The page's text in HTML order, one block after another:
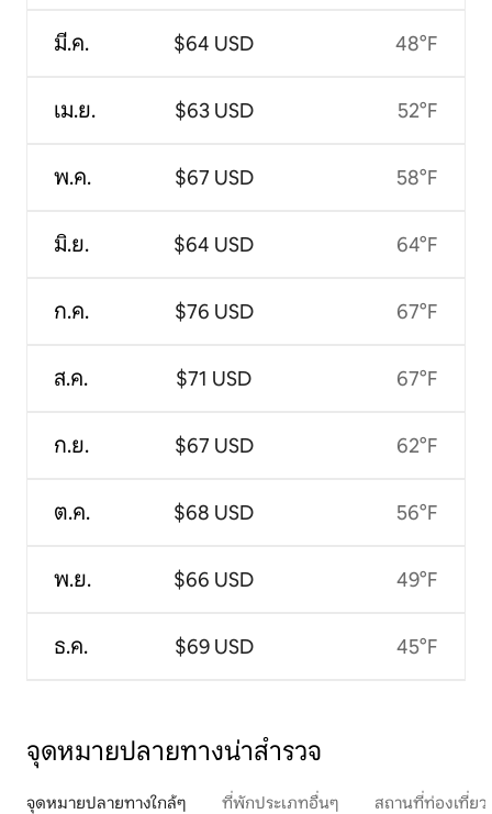
มี.ค.
เม.ย.
พ.ค.
มิ.ย.
ก.ค.
ส.ค.
ก.ย.
ต.ค.
พ.ย.
ธ.ค.
$64 USD
$63 USD
$67 USD
$64 USD
$76 USD
$71 USD
$67 USD
$68 USD
$66 USD
$69 USD
48°F
52°F
58°F
64°F
67°F
67°F
62°F
56°F
49°F
45°F
จุดหมายปลายทางน่าสำรวจ
จุดหมายปลายทางใกล้ๆ ที่พักประเภทอื่นๆ สถานที่ท่องเที่ย